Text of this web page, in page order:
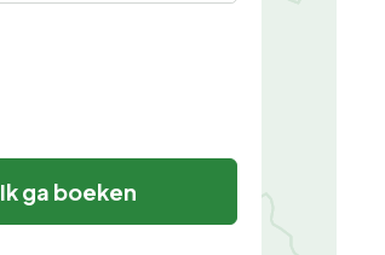
Ik ga boeken